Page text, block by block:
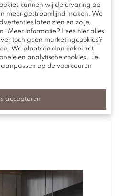
producten
kunnen wij de ervaring op
meer gestroomlijnd maken. We
laten zien en zo je
Meer informatie? Lees hier alles
toch geen marketingcookies?
. We plaatsen dan enkel het
en analytische cookies. Je
op de voorkeuren
accepteren